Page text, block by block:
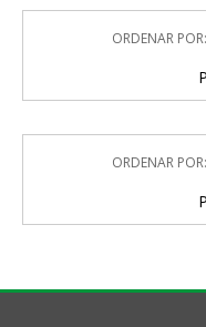
ORDENAR POR:
ORDENAR POR: